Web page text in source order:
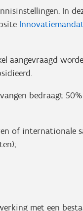
In
aangevraagd
bedraagt
of internationale
met een